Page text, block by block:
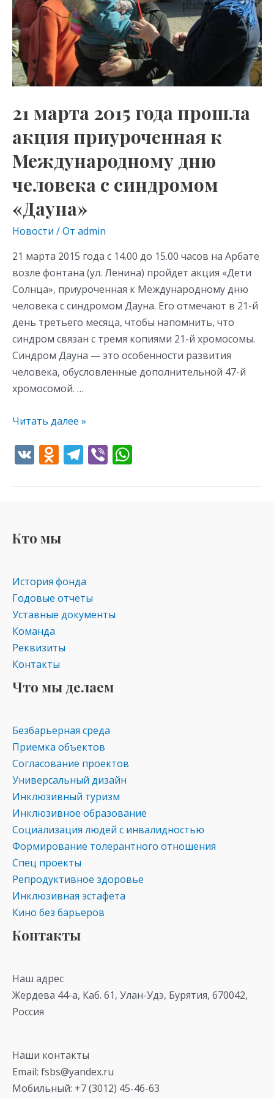
21 марта 2015 года прошла
акция приуроченная к
Международному дню
человека с синдромом
«Дауна»
Новости / От admin
21 марта 2015 года с 14.00 до 15.00 часов на Арбате
возле фонтана (ул. Ленина) пройдет акция «Дети
Солнца», приуроченная к Международному дню
человека с синдромом Дауна. Его отмечают в 21-й
день третьего месяца, чтобы напомнить, что
синдром связан с тремя копиями 21-й хромосомы.
Синдром Дауна — это особенности развития
человека, обусловленные дополнительной 47-й
хромосомой. …
приуроченная
к
Международному
дню
человека
с
«Дауна»
Читать далее »
V O
n
kl
as
s
ni
ki
T
e
Vi
er at
Кто мы
История фонда
Годовые отчеты
Уставные документы
Команда
Реквизиты
Контакты
Что мы делаем
Безбарьерная среда
Приемка объектов
Согласование проектов
Универсальный дизайн
Инклюзивный туризм
Инклюзивное образование
Социализация людей с инвалидностью
Формирование толерантного отношения
Спец проекты
Репродуктивное здоровье
Инклюзивная эстафета
Кино без барьеров
Контакты
Наш адрес
Жердева 44-а, Каб. 61, Улан-Удэ, Бурятия, 670042,
Россия
Наши контакты
Email: fsbs@yandex.ru
Мобильный: +7 (3012) 45-46-63